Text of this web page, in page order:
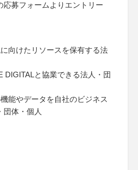
応募フォームよりエントリー
向けたリソースを保有する法
DIGITALと協業できる法人・団
能やデータを自社のビジネス
団体・個人